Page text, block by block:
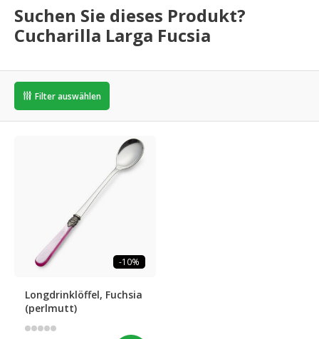
Suchen Sie dieses Produkt?
Cucharilla Larga Fucsia
Filter auswählen
-10%
Longdrinklöffel, Fuchsia
(perlmutt)